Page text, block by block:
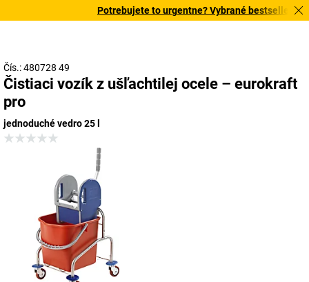
Potrebujete to urgentne? Vybrané bestsellery
Čís.: 480728 49
Čistiaci vozík z ušľachtilej ocele – eurokraft
pro
jednoduché vedro 25 l